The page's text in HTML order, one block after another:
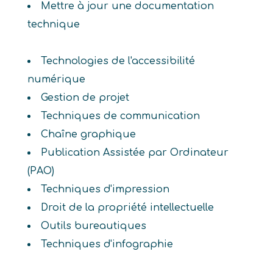
Mettre à jour une documentation
technique
Technologies de l'accessibilité
numérique
Gestion de projet
Techniques de communication
Chaîne graphique
Publication Assistée par Ordinateur
(PAO)
Techniques d'impression
Droit de la propriété intellectuelle
Outils bureautiques
Techniques d'infographie